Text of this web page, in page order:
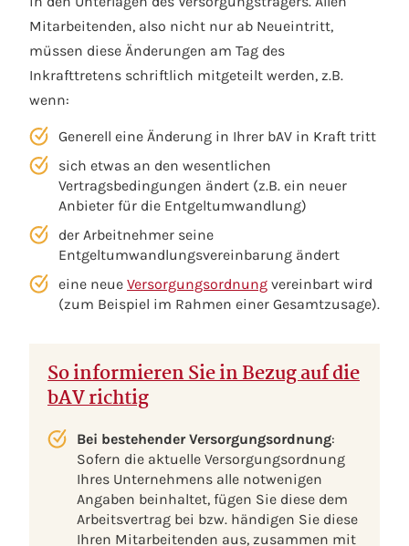
Mitarbeitenden, also nicht nur ab Neueintritt,
müssen diese Änderungen am Tag des
Inkrafttretens schriftlich mitgeteilt werden, z.B.
wenn:
Generell eine Änderung in Ihrer bAV in Kraft tritt
sich etwas an den wesentlichen
Vertragsbedingungen ändert (z.B. ein neuer
Anbieter für die Entgeltumwandlung)
der Arbeitnehmer seine
Entgeltumwandlungsvereinbarung ändert
eine neue Versorgungsordnung vereinbart wird
(zum Beispiel im Rahmen einer Gesamtzusage).
So informieren Sie in Bezug auf die
bAV richtig
Bei bestehender Versorgungsordnung:
Sofern die aktuelle Versorgungsordnung
Ihres Unternehmens alle notwenigen
Angaben beinhaltet, fügen Sie diese dem
Arbeitsvertrag bei bzw. händigen Sie diese
Ihren Mitarbeitenden aus, zusammen mit